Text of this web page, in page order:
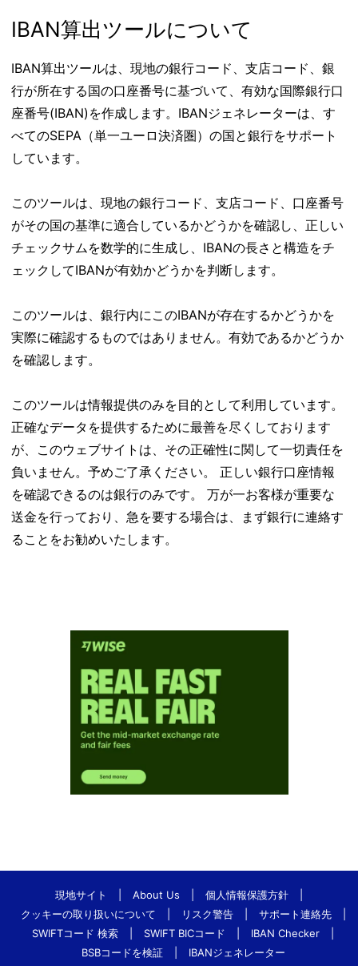
IBAN算出ツールについて
IBAN算出ツールは、現地の銀行コード、支店コード、銀
行が所在する国の口座番号に基づいて、有効な国際銀行口
座番号(IBAN)を作成します。IBANジェネレーターは、す
べてのSEPA（単一ユーロ決済圏）の国と銀行をサポート
しています。
このツールは、現地の銀行コード、支店コード、口座番号
がその国の基準に適合しているかどうかを確認し、正しい
チェックサムを数学的に生成し、IBANの長さと構造をチ
ェックしてIBANが有効かどうかを判断します。
このツールは、銀行内にこのIBANが存在するかどうかを
実際に確認するものではありません。有効であるかどうか
を確認します。
このツールは情報提供のみを目的として利用しています。
正確なデータを提供するために最善を尽くしております
が、このウェブサイトは、その正確性に関して一切責任を
負いません。予めご了承ください。 正しい銀行口座情報
を確認できるのは銀行のみです。 万が一お客様が重要な
送金を行っており、急を要する場合は、まず銀行に連絡す
ることをお勧めいたします。
現地サイト About Us 個人情報保護方針
クッキーの取り扱いについて
リスク警告 サポート連絡先
SWIFTコード 検索
SWIFT BICコード IBAN Checker
BSBコードを検証
IBANジェネレーター